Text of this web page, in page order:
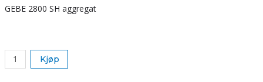
GEBE 2800 SH aggregat
Kjøp